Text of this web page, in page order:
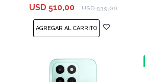
USD 510,00 USD 539,00